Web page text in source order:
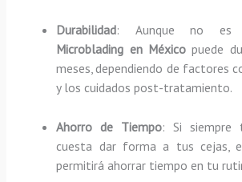
Durabilidad: Aunque no es
Microblading en México puede
meses, dependiendo de factores
y los cuidados post-tratamiento.
Ahorro de Tiempo: Si siempre
cuesta dar forma a tus cejas,
permitirá ahorrar tiempo en tu